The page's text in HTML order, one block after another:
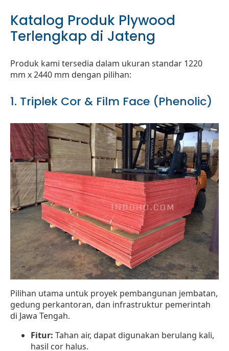
Katalog Produk Plywood
Terlengkap di Jateng
Produk kami tersedia dalam ukuran standar 1220
mm x 2440 mm dengan pilihan:
1. Triplek Cor & Film Face (Phenolic)
Pilihan utama untuk proyek pembangunan jembatan,
gedung perkantoran, dan infrastruktur pemerintah
di Jawa Tengah.
Fitur: Tahan air, dapat digunakan berulang kali,
hasil cor halus.